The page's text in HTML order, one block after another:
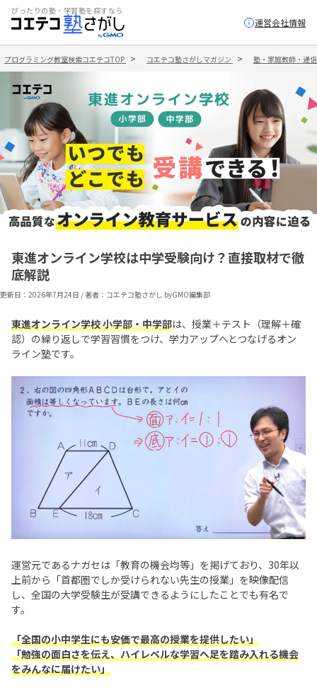
ぴったりの塾・学習塾を探すなら
運営会社情報
プログラミング教室検索コエテコTOP コエテコ塾さがしマガジン 塾・家庭教師・通
東進オンライン学校は中学受験向け？直接取材で徹
底解説
更新日： 2026年7月24日 /著者：コエテコ塾さがし byGMO編集部
東進オンライン学校 小学部・中学部は、授業＋テスト（理解＋確
認）の繰り返しで学習習慣をつけ、学力アップへとつなげるオン
ライン塾です。
運営元であるナガセは「教育の機会均等」を掲げており、30年以
上前から「首都圏でしか受けられない先生の授業」を映像配信
し、全国の大学受験生が受講できるようにしたことでも有名で
す。
「全国の小中学生にも安価で最高の授業を提供したい」
「勉強の面白さを伝え、ハイレベルな学習へ足を踏み入れる機会
をみんなに届けたい」